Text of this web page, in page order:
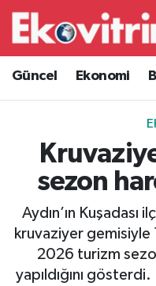
Güncel Ekonomi
sezon
Aydın’ın Kuşadası
kruvaziyer
2026 turizm
yapıldığını
Güncel
Ekonomi
Borsa Haberleri
İş Dünyası
Lojistik
Otovitrin
Hava Durumu
Trafik Durumu
Süper Lig Puan
Tüm Manşetler
Son Dakika
Haber Arşivi